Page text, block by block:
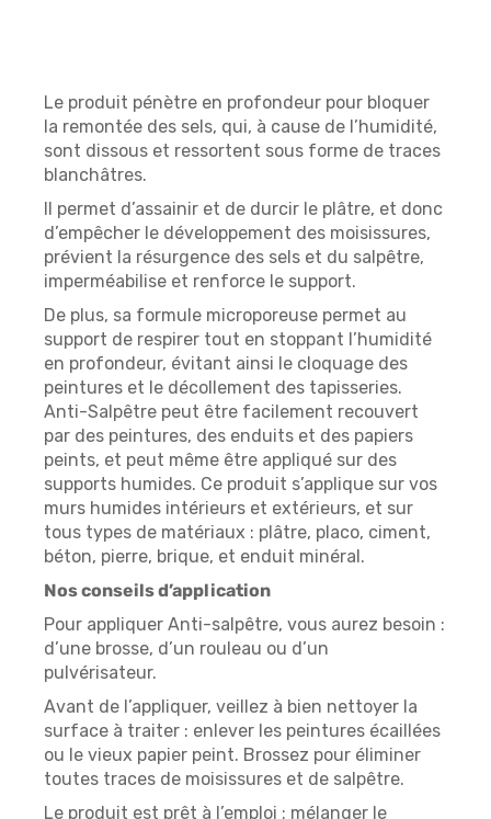
Le produit pénètre en profondeur pour bloquer
la remontée des sels, qui, à cause de l’humidité,
sont dissous et ressortent sous forme de traces
blanchâtres.
Il permet d’assainir et de durcir le plâtre, et donc
d’empêcher le développement des moisissures,
prévient la résurgence des sels et du salpêtre,
imperméabilise et renforce le support.
De plus, sa formule microporeuse permet au
support de respirer tout en stoppant l’humidité
en profondeur, évitant ainsi le cloquage des
peintures et le décollement des tapisseries.
Anti-Salpêtre peut être facilement recouvert
par des peintures, des enduits et des papiers
peints, et peut même être appliqué sur des
supports humides. Ce produit s’applique sur vos
murs humides intérieurs et extérieurs, et sur
tous types de matériaux : plâtre, placo, ciment,
béton, pierre, brique, et enduit minéral.
Nos conseils d’application
Pour appliquer Anti-salpêtre, vous aurez besoin :
d’une brosse, d’un rouleau ou d’un
pulvérisateur.
Avant de l’appliquer, veillez à bien nettoyer la
surface à traiter : enlever les peintures écaillées
ou le vieux papier peint. Brossez pour éliminer
toutes traces de moisissures et de salpêtre.
Le produit est prêt à l’emploi : mélanger le